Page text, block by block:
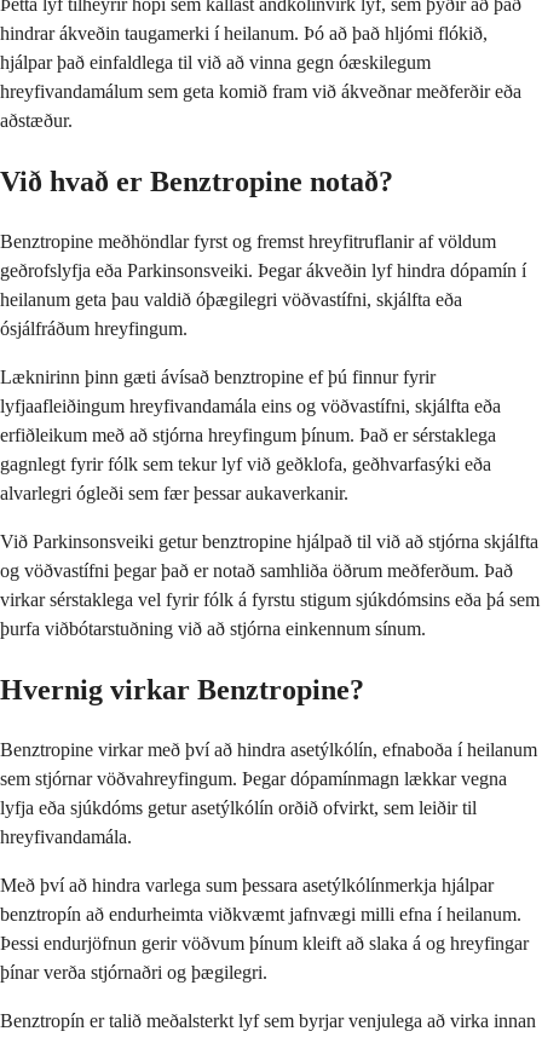
Þetta lyf tilheyrir hópi sem kallast andkólínvirk lyf, sem þýðir að það
hindrar ákveðin taugamerki í heilanum. Þó að það hljómi flókið,
hjálpar það einfaldlega til við að vinna gegn óæskilegum
hreyfivandamálum sem geta komið fram við ákveðnar meðferðir eða
aðstæður.
Við hvað er Benztropine notað?
Benztropine meðhöndlar fyrst og fremst hreyfitruflanir af völdum
geðrofslyfja eða Parkinsonsveiki. Þegar ákveðin lyf hindra dópamín í
heilanum geta þau valdið óþægilegri vöðvastífni, skjálfta eða
ósjálfráðum hreyfingum.
Læknirinn þinn gæti ávísað benztropine ef þú finnur fyrir
lyfjaafleiðingum hreyfivandamála eins og vöðvastífni, skjálfta eða
erfiðleikum með að stjórna hreyfingum þínum. Það er sérstaklega
gagnlegt fyrir fólk sem tekur lyf við geðklofa, geðhvarfasýki eða
alvarlegri ógleði sem fær þessar aukaverkanir.
Við Parkinsonsveiki getur benztropine hjálpað til við að stjórna skjálfta
og vöðvastífni þegar það er notað samhliða öðrum meðferðum. Það
virkar sérstaklega vel fyrir fólk á fyrstu stigum sjúkdómsins eða þá sem
þurfa viðbótarstuðning við að stjórna einkennum sínum.
Hvernig virkar Benztropine?
Benztropine virkar með því að hindra asetýlkólín, efnaboða í heilanum
sem stjórnar vöðvahreyfingum. Þegar dópamínmagn lækkar vegna
lyfja eða sjúkdóms getur asetýlkólín orðið ofvirkt, sem leiðir til
hreyfivandamála.
Með því að hindra varlega sum þessara asetýlkólínmerkja hjálpar
benztropín að endurheimta viðkvæmt jafnvægi milli efna í heilanum.
Þessi endurjöfnun gerir vöðvum þínum kleift að slaka á og hreyfingar
þínar verða stjórnaðri og þægilegri.
Benztropín er talið meðalsterkt lyf sem byrjar venjulega að virka innan